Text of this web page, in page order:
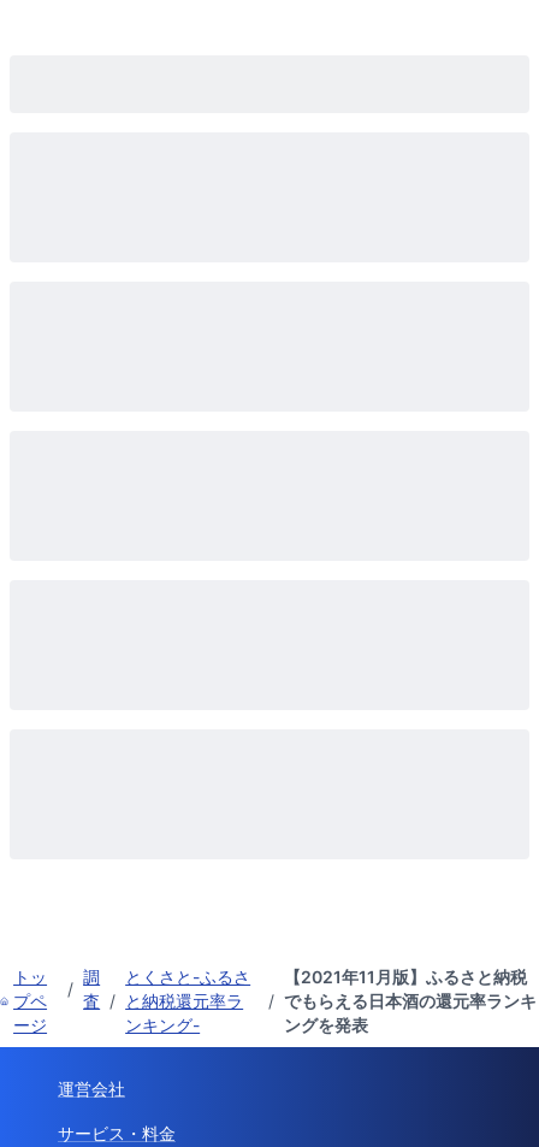
トッ
プペ
ージ
/
調
査 /
とくさと-ふるさ
と納税還元率ラ
ンキング-
/
【2021年11月版】ふるさと納税
でもらえる日本酒の還元率ランキ
ングを発表
運営会社
サービス・料金